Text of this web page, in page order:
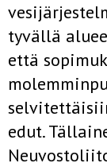
tyvällä
että
edut.